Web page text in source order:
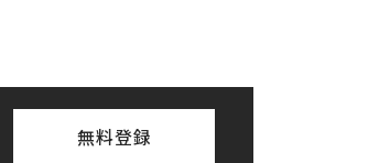
無料登録